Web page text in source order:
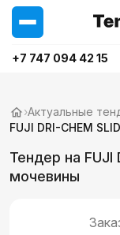
+7 747 094 42 15
›Актуальные
FUJI DRI-CHEM
Тендер на FUJI
мочевины